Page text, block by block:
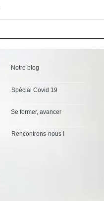
Notre blog
Spécial Covid 19
Se former, avancer
Rencontrons-nous !